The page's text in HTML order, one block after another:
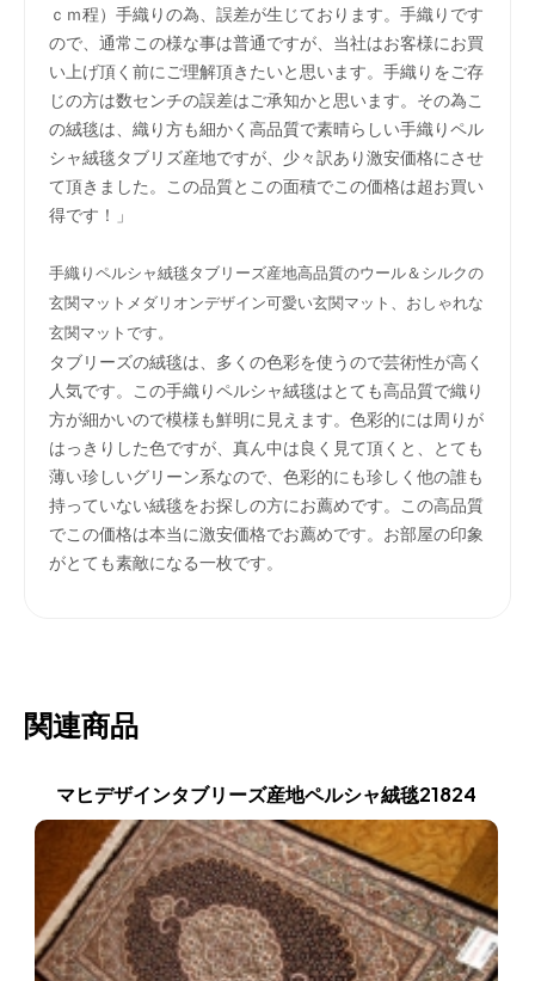
ｃｍ程）手織りの為、誤差が生じております。手織りです
ので、通常この様な事は普通ですが、当社はお客様にお買
い上げ頂く前にご理解頂きたいと思います。手織りをご存
じの方は数センチの誤差はご承知かと思います。その為こ
の絨毯は、織り方も細かく高品質で素晴らしい手織りペル
シャ絨毯タブリズ産地ですが、少々訳あり激安価格にさせ
て頂きました。この品質とこの面積でこの価格は超お買い
得です！」
手織りペルシャ絨毯タブリーズ産地高品質のウール＆シルクの
玄関マットメダリオンデザイン可愛い玄関マット、おしゃれな
玄関マットです。
タブリーズの絨毯は、多くの色彩を使うので芸術性が高く
人気です。この手織りペルシャ絨毯はとても高品質で織り
方が細かいので模様も鮮明に見えます。色彩的には周りが
はっきりした色ですが、真ん中は良く見て頂くと、とても
薄い珍しいグリーン系なので、色彩的にも珍しく他の誰も
持っていない絨毯をお探しの方にお薦めです。この高品質
でこの価格は本当に激安価格でお薦めです。お部屋の印象
がとても素敵になる一枚です。
関連商品
マヒデザインタブリーズ産地ペルシャ絨毯21824